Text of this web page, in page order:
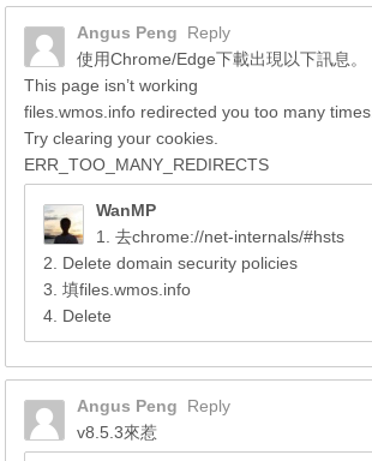
Angus Peng
Reply
使用Chrome/Edge下載出現以下訊息。
This page isn’t working
files.wmos.info redirected you too many times.
Try clearing your cookies.
ERR_TOO_MANY_REDIRECTS
WanMP
1. 去chrome://net-internals/#hsts
2. Delete domain security policies
3. 填files.wmos.info
4. Delete
Angus Peng
Reply
v8.5.3來惹